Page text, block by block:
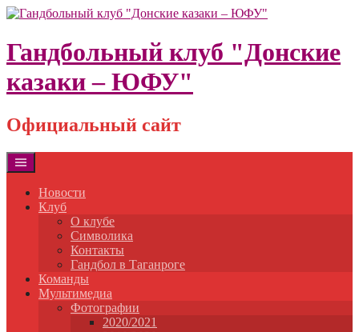
Skip
content
Гандбольный клуб "Донские
казаки – ЮФУ"
Официальный сайт
Новости
Клуб
О клубе
Символика
Контакты
Гандбол в Таганроге
Команды
Мультимедиа
Фотографии
2020/2021